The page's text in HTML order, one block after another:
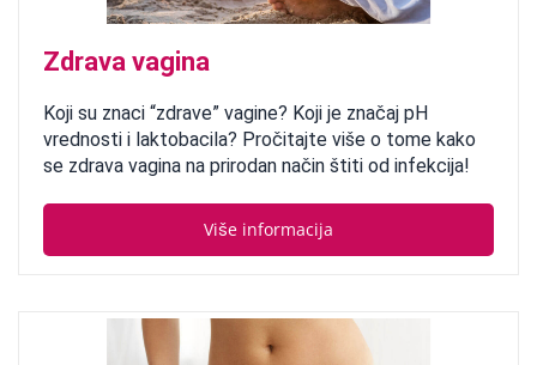
Zdrava vagina
Koji su znaci “zdrave” vagine? Koji je značaj pH
vrednosti i laktobacila? Pročitajte više o tome kako
se zdrava vagina na prirodan način štiti od infekcija!
Više informacija